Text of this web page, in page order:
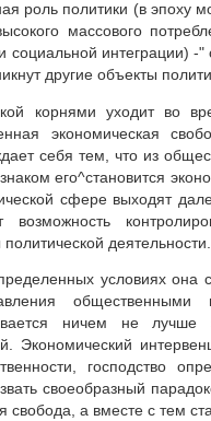
роль политики (в эпоху
массового
интеграции) -
другие объекты
корнями уходит во
экономическая
себя тем, что из
его^становится
сфере выходят
возможность
деятельности.
условиях она
общественными
ничем не лучше
Экономический
господство
своеобразный
свобода, а вместе с тем